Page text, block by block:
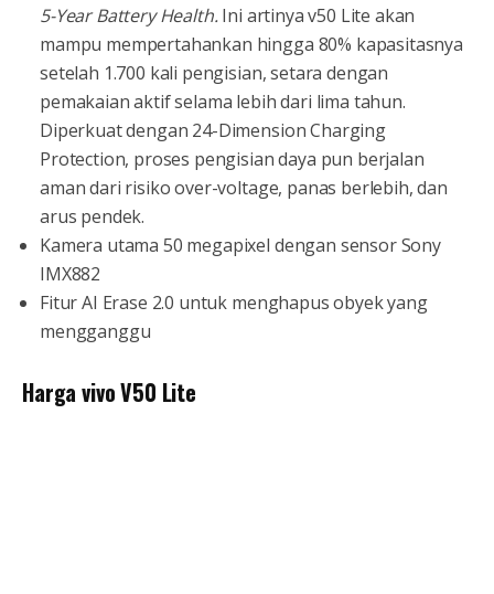
5-Year Battery Health.Ini artinya v50 Lite akan
mampu mempertahankan hingga 80% kapasitasnya
setelah 1.700 kali pengisian, setara dengan
pemakaian aktif selama lebih dari lima tahun.
Diperkuat dengan 24-Dimension Charging
Protection, proses pengisian daya pun berjalan
aman dari risiko over-voltage, panas berlebih, dan
arus pendek.
Kamera utama 50 megapixel dengan sensor Sony
IMX882
Fitur AI Erase 2.0 untuk menghapus obyek yang
mengganggu
Harga vivo V50 Lite